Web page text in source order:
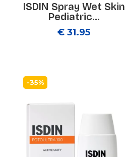
ISDIN Spray Wet Skin
Pediatric...
€ 31.95
-35%